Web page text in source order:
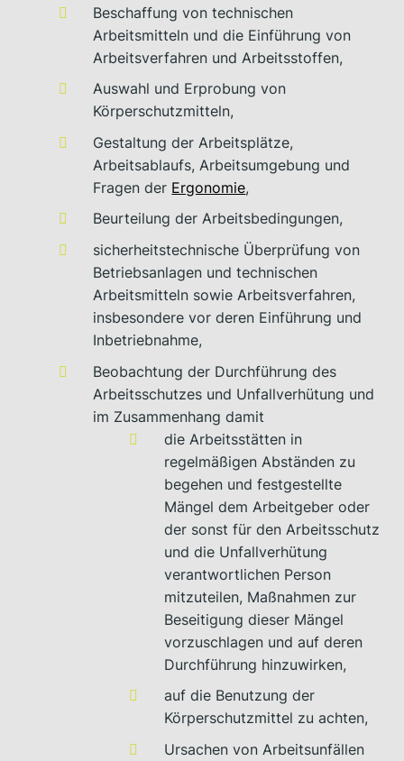
Beschaffung von technischen
Arbeitsmitteln und die Einführung von
Arbeitsverfahren und Arbeitsstoffen,
Auswahl und Erprobung von
Körperschutzmitteln,
Gestaltung der Arbeitsplätze,
Arbeitsablaufs, Arbeitsumgebung und
Fragen der Ergonomie,
Beurteilung der Arbeitsbedingungen,
sicherheitstechnische Überprüfung von
Betriebsanlagen und technischen
Arbeitsmitteln sowie Arbeitsverfahren,
insbesondere vor deren Einführung und
Inbetriebnahme,
Beobachtung der Durchführung des
Arbeitsschutzes und Unfallverhütung und
im Zusammenhang damit
die Arbeitsstätten in
regelmäßigen Abständen zu
begehen und festgestellte
Mängel dem Arbeitgeber oder
der sonst für den Arbeitsschutz
und die Unfallverhütung
verantwortlichen Person
mitzuteilen, Maßnahmen zur
Beseitigung dieser Mängel
vorzuschlagen und auf deren
Durchführung hinzuwirken,
auf die Benutzung der
Körperschutzmittel zu achten,
Ursachen von Arbeitsunfällen